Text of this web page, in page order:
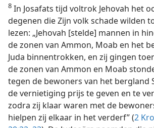
8 In Josafats tijd voltrok Jehovah het
degenen die Zijn volk schade wilden
lezen: „Jehovah [stelde] mannen in
de zonen van Ammon, Moab en het
Juda binnentrokken, en zij gingen
de zonen van Ammon en Moab
tegen de bewoners van het bergland
de vernietiging prijs te geven en te
zodra zij klaar waren met de
hielpen zij elkaar in het verderf” (2